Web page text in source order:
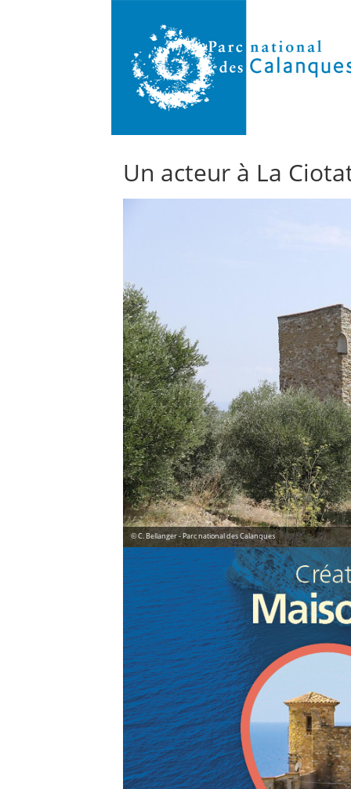
Un acteur à La
© C. Bellanger - Parc national des Calanques